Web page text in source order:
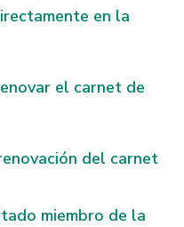
en la
el carnet de
del carnet
miembro de la